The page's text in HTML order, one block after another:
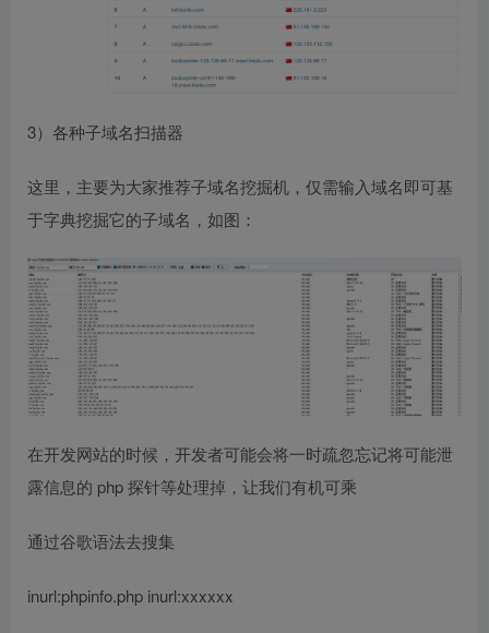
3）各种子域名扫描器
这里，主要为大家推荐子域名挖掘机，仅需输入域名即可基
于字典挖掘它的子域名，如图：
在开发网站的时候，开发者可能会将一时疏忽忘记将可能泄
露信息的 php 探针等处理掉，让我们有机可乘
通过谷歌语法去搜集
inurl:phpinfo.php inurl:xxxxxx